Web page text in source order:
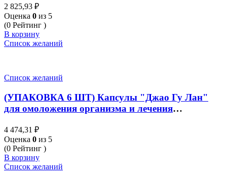
set 6 pcs *100 caps
2 825,93 ₽
Оценка 0 из 5
(0 Рейтинг )
В корзину
Список желаний
Список желаний
(УПАКОВКА 6 ШТ) Капсулы "Джао Гу Лан"
для омоложения организма и лечения
LAN 100 капсул
4 474,31 ₽
Оценка 0 из 5
(0 Рейтинг )
В корзину
Список желаний